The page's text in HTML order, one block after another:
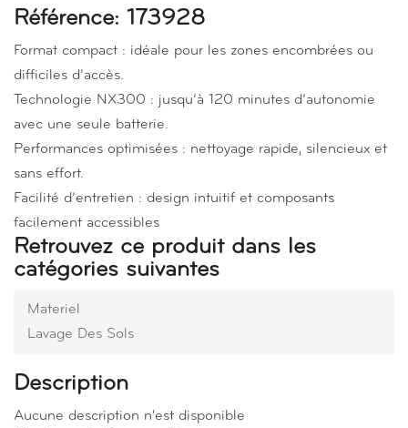
Référence: 173928
Format compact : idéale pour les zones encombrées ou
difficiles d’accès.
Technologie NX300 : jusqu’à 120 minutes d’autonomie
avec une seule batterie.
Performances optimisées : nettoyage rapide, silencieux et
sans effort.
Facilité d’entretien : design intuitif et composants
facilement accessibles
Retrouvez ce produit dans les
catégories suivantes
Materiel
Lavage Des Sols
Description
Aucune description n'est disponible